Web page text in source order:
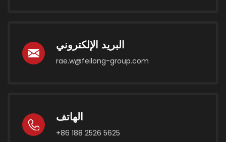
البريد الإلكتروني
rae.w@feilong-group.com
الهاتف
+86 188 2526 5625